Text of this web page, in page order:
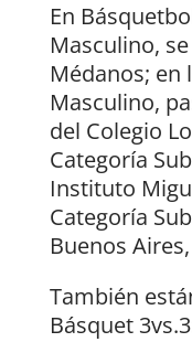
En
Masculino,
Médanos; en
Masculino,
del Colegio
Categoría
Instituto
Categoría
Buenos Aires,
También
Básquet